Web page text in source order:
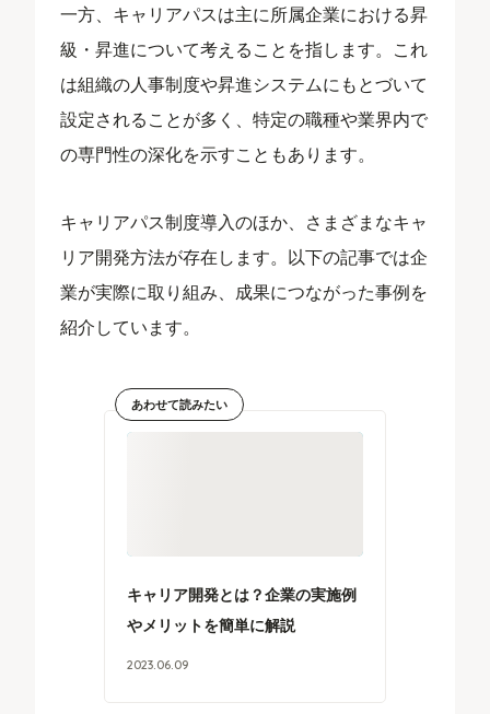
一方、キャリアパスは主に所属企業における昇
級・昇進について考えることを指します。これ
は組織の人事制度や昇進システムにもとづいて
設定されることが多く、特定の職種や業界内で
の専門性の深化を示すこともあります。
キャリアパス制度導入のほか、さまざまなキャ
リア開発方法が存在します。以下の記事では企
業が実際に取り組み、成果につながった事例を
紹介しています。
あわせて読みたい
キャリア開発とは？企業の実施例
やメリットを簡単に解説
2023 06 09